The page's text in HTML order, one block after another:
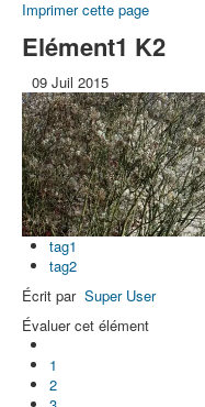
Imprimer cette page
Elément1 K2
09 Juil 2015
tag1
tag2
Écrit par Super User
Évaluer cet élément
1
2